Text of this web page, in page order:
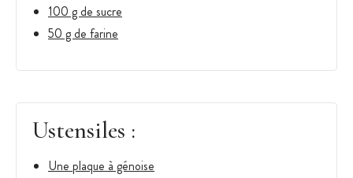
100 g de sucre
50 g de farine
Ustensiles :
Une plaque à génoise